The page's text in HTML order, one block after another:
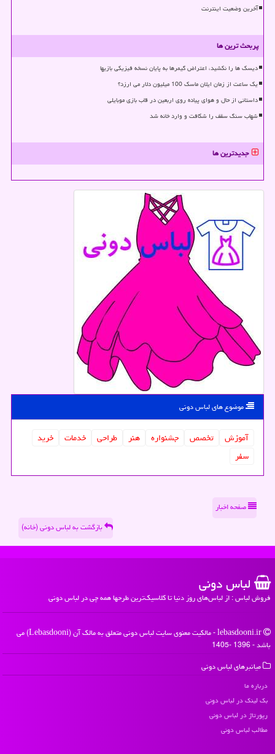
آخرین وضعیت اینترنت
پربحث ترین ها
دیسک ها را نکشید، اعتراض گیمرها به پایان نسخه فیزیکی بازیها
یک ساعت از زمان ایلان ماسک 100 میلیون دلار می ارزد؟
داستانی از حال و هوای پیاده روی اربعین در قاب بازی موبایلی
شهاب سنگ سقف را شکافت و وارد خانه شد
جدیدترین ها
موضوع های لباس دونی
آموزش تخصص جشنواره هنر طراحی خدمات
خرید
سفر
صفحه اخبار
بازگشت به لباس دونی (خانه)
لباس دونی
فروش لباس : از لباس‌های روز دنیا تا کلاسیک‌ترین طرحها همه چی در لباس دونی
lebasdooni.ir - مالکیت معنوی سایت لباس دونی متعلق به مالک آن (Lebasdooni) می
باشد - 1396 -1405
میانبرهای لباس دونی
درباره ما
بک لینک در لباس دونی
رپورتاژ در لباس دونی
مطالب لباس دونی